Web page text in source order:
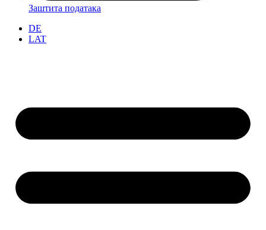
Заштита података
DE
LAT